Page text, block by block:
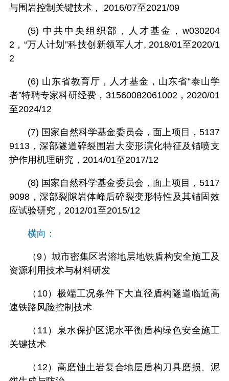
与围岩控制关键技术， 2016/07至2021/09
(5) 中共中央组织部，人才基金，w030204
2，“万人计划”科技创新领军人才, 2018/01至2020/1
2
(6) 山东省教育厅，人才基金，山东省“泰山学
者”特聘专家科研经费，31560082061002，2020/01
至2024/12
(7) 国家自然科学基金委员会，面上项目，5137
9113，深部隧道碎裂围岩大变形演化特征及锚喷支
护作用机理研究，2014/01至2017/12
(8) 国家自然科学基金委员会，面上项目，5117
9098，深部裂隙岩体峰后碎裂变形特性及其锚固效
应试验研究，2012/01至2015/12
横向：
（9）城市密集区岩溶地层地铁盾构安全施工及
资源利用技术与材料研发
（10）极端工况条件下大直径盾构隧道临近高
速铁路风险控制技术
（11）泉水保护区泥水平衡盾构绿色安全施工
关键技术
（12）高磨蚀土岩复合地层盾构刀具磨损、泥